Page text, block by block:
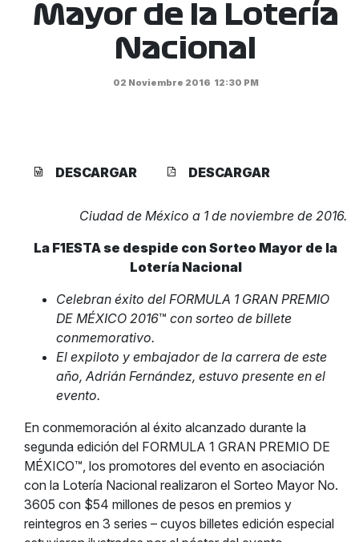
Mayor de la Lotería
Nacional
02 Noviembre 2016 12:30 PM
DESCARGAR DESCARGAR
Ciudad de México a 1 de noviembre de 2016.
La F1ESTA se despide con Sorteo Mayor de la
Lotería Nacional
Celebran éxito del FORMULA 1 GRAN PREMIO
DE MÉXICO 2016™ con sorteo de billete
conmemorativo.
El expiloto y embajador de la carrera de este
año, Adrián Fernández, estuvo presente en el
evento.
En conmemoración al éxito alcanzado durante la
segunda edición del FORMULA 1 GRAN PREMIO DE
MÉXICO™, los promotores del evento en asociación
con la Lotería Nacional realizaron el Sorteo Mayor No.
3605 con $54 millones de pesos en premios y
reintegros en 3 series – cuyos billetes edición especial